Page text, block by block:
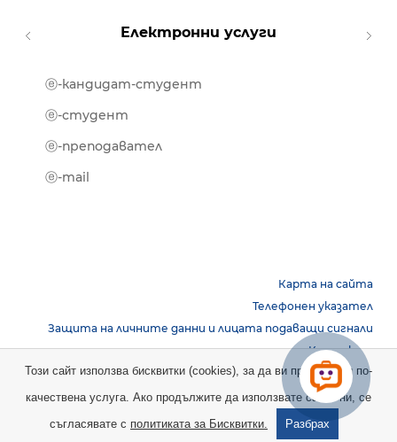
Електронни услуги
ⓔ-кандидат-студент
ⓔ-студент
ⓔ-преподавател
ⓔ-mail
Карта на сайта
Телефонен указател
Защита на личните данни и лицата подаващи сигнали
Контакти
Copyright © 2026 НБУ. Всички права запазени.
Този сайт използва бисквитки (cookies), за да ви предостави по-
качествена услуга. Ако продължите да използвате сайта ни, се
съгласявате с политиката за Бисквитки. Разбрах